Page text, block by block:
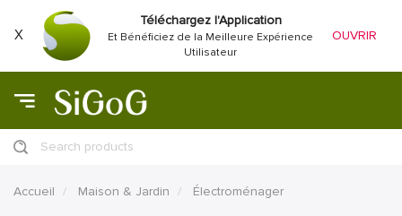
X
Téléchargez l'Application
Et Bénéficiez de la Meilleure Expérience
Utilisateur
OUVRIR
Search products
Accueil Maison & Jardin Électroménager